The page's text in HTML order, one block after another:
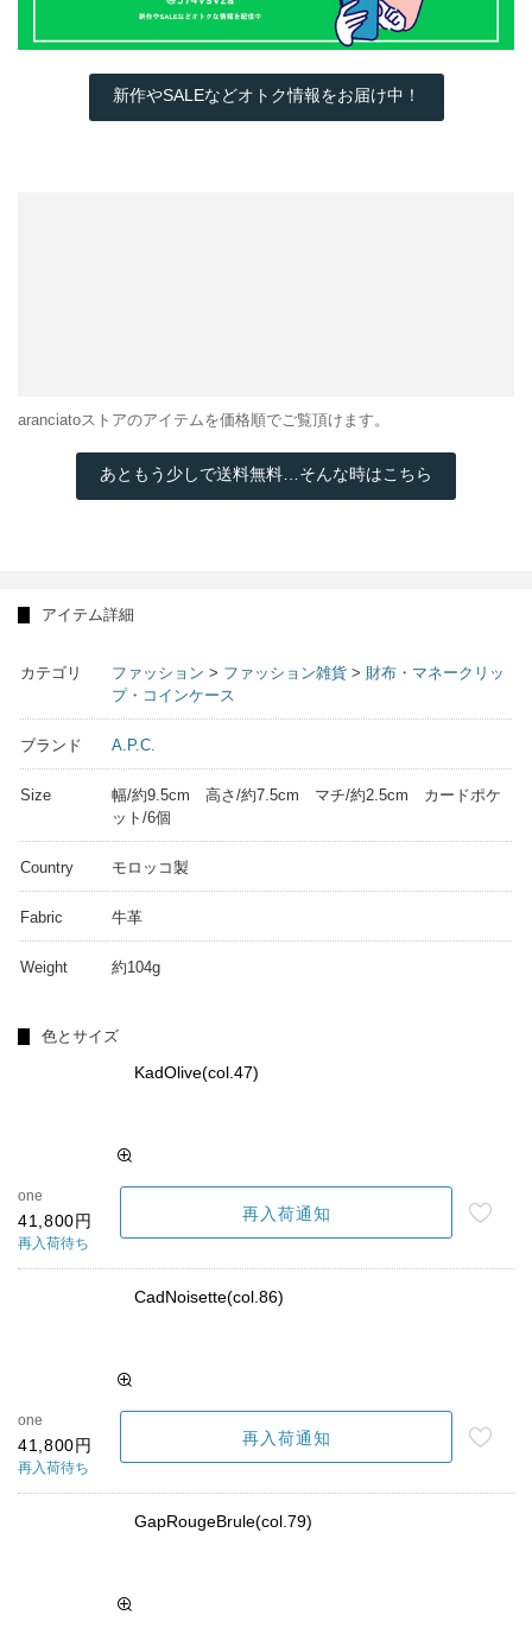
新作やSALEなどオトク情報をお届け中！
aranciatoストアのアイテムを価格順でご覧頂けます。
あともう少しで送料無料…そんな時はこちら
アイテム詳細
カテゴリ ファッション > ファッション雑貨 > 財布・マネークリッ
プ・コインケース
ブランド A.P.C.
Size
幅/約9.5cm 高さ/約7.5cm マチ/約2.5cm カードポケ
ット/6個
Country モロッコ製
Fabric 牛革
Weight 約104g
色とサイズ
KadOlive(col.47)
one
41,800円
再入荷待ち
再入荷通知
CadNoisette(col.86)
one
41,800円
再入荷待ち
再入荷通知
GapRougeBrule(col.79)